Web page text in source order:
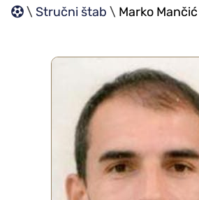
\ Stručni štab \ Marko Mančić